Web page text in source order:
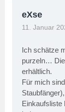
eXse
11. Januar
Ich schätze
purzeln…
erhältlich.
Für mich
Einkaufsliste